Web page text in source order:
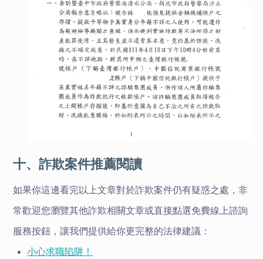
十、詐欺案件推薦閱讀
如果你這邊看完以上文章對於詐欺案件仍有疑惑之處，非
常歡迎您瀏覽其他詐欺相關文章或直接點選免費線上諮詢
服務按鈕，讓我們提供給你更完整的法律建議：
小心求職陷阱！